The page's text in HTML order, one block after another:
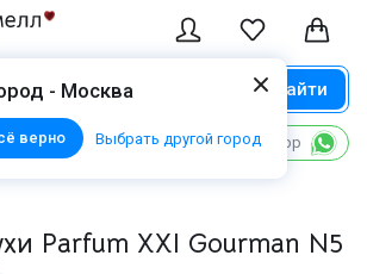
- Москва
верно Выбрать другой город
Найти
Написать в WhatsApp
Parfum XXI Gourman N5